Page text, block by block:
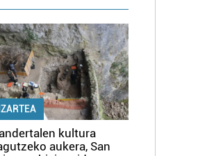
kultura
aukera, San